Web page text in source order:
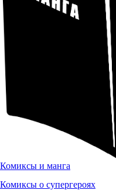
Комиксы и манга
Комиксы о супергероях